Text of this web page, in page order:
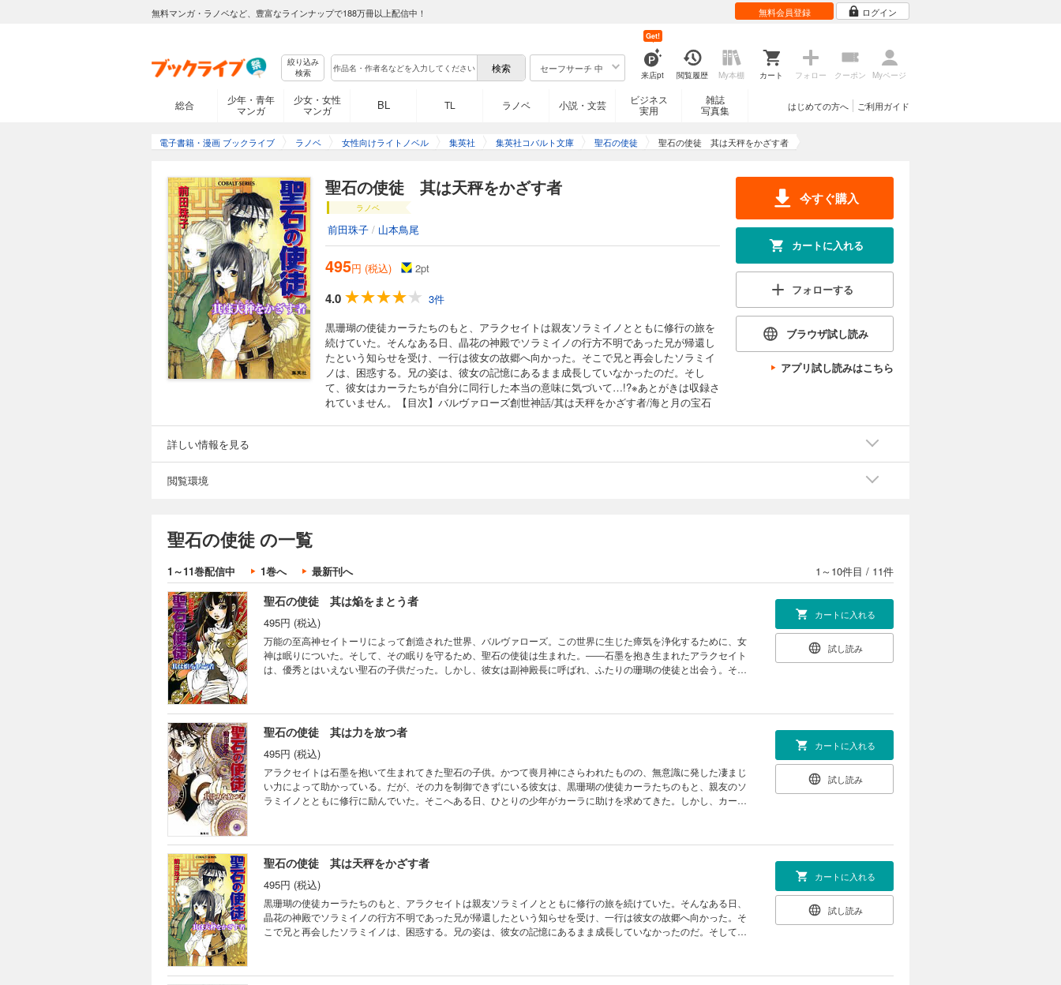
無料マンガ・ラノベなど、豊富なラインナップで188万冊以上配信中！ 無料会員登録 ログイン
絞り込み
検索
セーフサーチ 中
来店pt
Get!
閲覧履歴 My本棚 カート フォロー クーポン Myページ
総合
少年・青年
マンガ
少女・女性
マンガ
BL TL ラノベ 小説・文芸
ビジネス
実用
雑誌
写真集
ご利用ガイド
はじめての方へ
電子書籍・漫画 ブックライブ ラノベ 女性向けライトノベル 集英社 集英社コバルト文庫 聖石の使徒 聖石の使徒 其は天秤をかざす者
聖石の使徒 其は天秤をかざす者
ラノベ
前田珠子 / 山本鳥尾
495円 (税込) 2pt
4.0
3件
黒珊瑚の使徒カーラたちのもと、アラクセイトは親友ソラミイノとともに修行の旅を
続けていた。そんなある日、晶花の神殿でソラミイノの行方不明であった兄が帰還し
たという知らせを受け、一行は彼女の故郷へ向かった。そこで兄と再会したソラミイ
ノは、困惑する。兄の姿は、彼女の記憶にあるまま成長していなかったのだ。そし
て、彼女はカーラたちが自分に同行した本当の意味に気づいて…!?※あとがきは収録さ
れていません。【目次】バルヴァローズ創世神話/其は天秤をかざす者/海と月の宝石
今すぐ購入
カートに入れる
フォローする
ブラウザ試し読み
アプリ試し読みはこちら
詳しい情報を見る
閲覧環境
聖石の使徒 の一覧
1～11巻配信中 1巻へ 最新刊へ 1～10件目 / 11件
聖石の使徒 其は焔をまとう者
495円 (税込)
万能の至高神セイトーリによって創造された世界、バルヴァローズ。この世界に生じた瘴気を浄化するために、女
神は眠りについた。そして、その眠りを守るため、聖石の使徒は生まれた。――石墨を抱き生まれたアラクセイト
は、優秀とはいえない聖石の子供だった。しかし、彼女は副神殿長に呼ばれ、ふたりの珊瑚の使徒と出会う。そし
カートに入れる
試し読み
聖石の使徒 其は力を放つ者
495円 (税込)
アラクセイトは石墨を抱いて生まれてきた聖石の子供。かつて喪月神にさらわれたものの、無意識に発した凄まじ
い力によって助かっている。だが、その力を制御できずにいる彼女は、黒珊瑚の使徒カーラたちのもと、親友のソ
ラミイノとともに修行に励んでいた。そこへある日、ひとりの少年がカーラに助けを求めてきた。しかし、カーラ
カートに入れる
試し読み
聖石の使徒 其は天秤をかざす者
495円 (税込)
黒珊瑚の使徒カーラたちのもと、アラクセイトは親友ソラミイノとともに修行の旅を続けていた。そんなある日、
晶花の神殿でソラミイノの行方不明であった兄が帰還したという知らせを受け、一行は彼女の故郷へ向かった。そ
こで兄と再会したソラミイノは、困惑する。兄の姿は、彼女の記憶にあるまま成長していなかったのだ。そして、
カートに入れる
試し読み